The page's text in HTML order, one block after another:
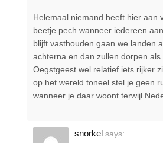
Helemaal niemand heeft hier aan
beetje pech wanneer iedereen
blijft vasthouden gaan we landen
achterna en dan zullen dorpen als
Oegstgeest wel relatief iets rijker
op het wereld toneel stel je geen
wanneer je daar woont terwijl
snorkel says: